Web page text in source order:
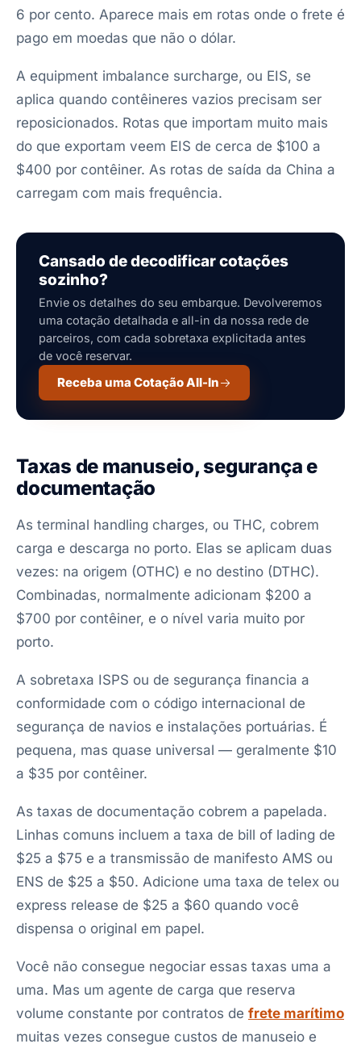
6 por cento. Aparece mais em rotas onde o frete é
pago em moedas que não o dólar.
A equipment imbalance surcharge, ou EIS, se
aplica quando contêineres vazios precisam ser
reposicionados. Rotas que importam muito mais
do que exportam veem EIS de cerca de $100 a
$400 por contêiner. As rotas de saída da China a
carregam com mais frequência.
Cansado de decodificar cotações
sozinho?
Envie os detalhes do seu embarque. Devolveremos
uma cotação detalhada e all-in da nossa rede de
parceiros, com cada sobretaxa explicitada antes
de você reservar.
Receba uma Cotação All-In
Taxas de manuseio, segurança e
documentação
As terminal handling charges, ou THC, cobrem
carga e descarga no porto. Elas se aplicam duas
vezes: na origem (OTHC) e no destino (DTHC).
Combinadas, normalmente adicionam $200 a
$700 por contêiner, e o nível varia muito por
porto.
A sobretaxa ISPS ou de segurança financia a
conformidade com o código internacional de
segurança de navios e instalações portuárias. É
pequena, mas quase universal — geralmente $10
a $35 por contêiner.
As taxas de documentação cobrem a papelada.
Linhas comuns incluem a taxa de bill of lading de
$25 a $75 e a transmissão de manifesto AMS ou
ENS de $25 a $50. Adicione uma taxa de telex ou
express release de $25 a $60 quando você
dispensa o original em papel.
Você não consegue negociar essas taxas uma a
uma. Mas um agente de carga que reserva
volume constante por contratos de frete marítimo
muitas vezes consegue custos de manuseio e